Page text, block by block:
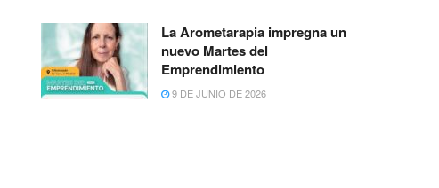
La Arometarapia impregna un
nuevo Martes del
Emprendimiento
9 DE JUNIO DE 2026